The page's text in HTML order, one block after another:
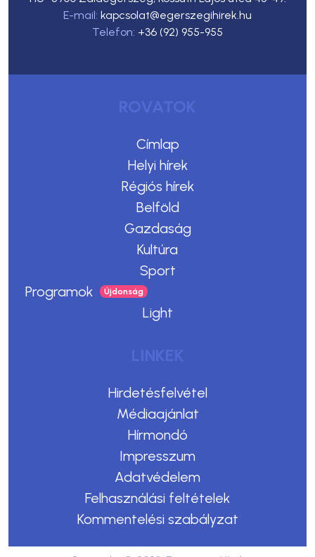
E-mail: kapcsolat@egerszegihirek.hu
Telefon: +36 (92) 955-955
ROVATOK
Címlap
Helyi hírek
Régiós hírek
Belföld
Gazdaság
Kultúra
Sport
Programok
Light
LINKEK
Hirdetésfelvétel
Médiaajánlat
Hírmondó
Impresszum
Adatvédelem
Felhasználási feltételek
Kommentelési szabályzat